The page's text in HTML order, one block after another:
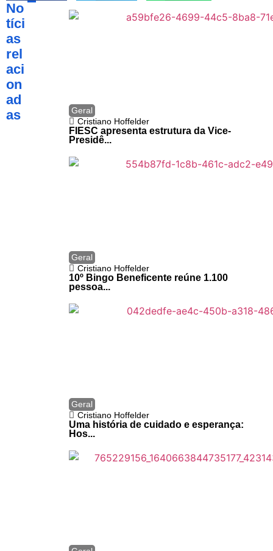
No
tíci
as
rel
aci
on
ad
as
Geral
Cristiano Hoffelder
FIESC apresenta estrutura da Vice-
Presidê...
Geral
Cristiano Hoffelder
10º Bingo Beneficente reúne 1.100
pessoa...
Geral
Cristiano Hoffelder
Uma história de cuidado e esperança:
Hos...